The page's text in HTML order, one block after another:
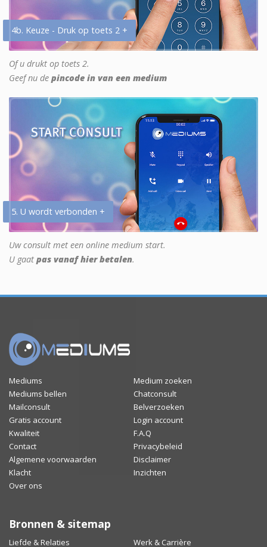
4b. Keuze - Druk op toets 2 +
Of u drukt op toets 2.
Geef nu de pincode in van een medium
5. U wordt verbonden +
Uw consult met een online medium start.
U gaat pas vanaf hier betalen.
Mediums
Medium zoeken
Mediums bellen
Chatconsult
Mailconsult
Belverzoeken
Gratis account
Login account
Kwaliteit
F.A.Q
Contact
Privacybeleid
Algemene voorwaarden
Disclaimer
Klacht
Inzichten
Over ons
Bronnen & sitemap
Liefde & Relaties Werk & Carrière